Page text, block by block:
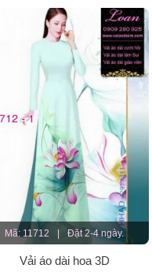
Mã: 11712 Đặt 2-4 ngày.
Vải áo dài hoa 3D